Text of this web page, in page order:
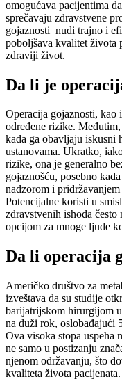
omogućava pacijentima
sprečavaju zdravstvene
gojaznosti nudi trajno i
poboljšava kvalitet života
zdraviji život.
Da li je
Operacija gojaznosti, kao
određene rizike.
kada ga obavljaju iskusni
ustanovama. Ukratko,
rizike, ona je generalno
gojaznošću, posebno
nadzorom i
Potencijalne koristi u
zdravstvenih ishoda
opcijom za mnoge ljude
Da li operacija
Američko društvo za
izveštava da su studije
barijatrijskom hirurgijom
na duži rok, oslobađajući
Ova visoka stopa uspeha
ne samo u postizanju
njenom održavanju, što
kvaliteta života pacijenata.